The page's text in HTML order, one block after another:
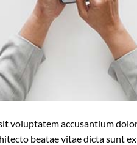
voluptatem accusantium
beatae vitae dicta sunt